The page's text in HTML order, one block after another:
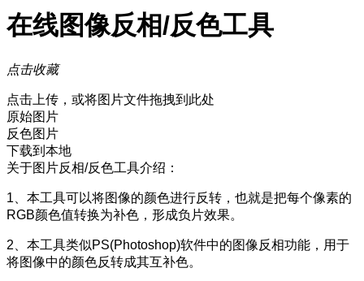
在线图像反相/反色工具
点击收藏
点击上传，或将图片文件拖拽到此处
原始图片
反色图片
下载到本地
关于图片反相/反色工具介绍：
1、本工具可以将图像的颜色进行反转，也就是把每个像素的
RGB颜色值转换为补色，形成负片效果。
2、本工具类似PS(Photoshop)软件中的图像反相功能，用于
将图像中的颜色反转成其互补色。